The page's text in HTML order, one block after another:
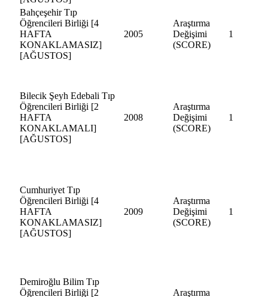
Bahçeşehir Tıp
Öğrencileri Birliği [4
HAFTA
KONAKLAMASIZ]
[AĞUSTOS]
2005
Araştırma
Değişimi
(SCORE)
1
Bilecik Şeyh Edebali Tıp
Öğrencileri Birliği [2
HAFTA
KONAKLAMALI]
[AĞUSTOS]
2008
Araştırma
Değişimi
(SCORE)
1
Cumhuriyet Tıp
Öğrencileri Birliği [4
HAFTA
KONAKLAMASIZ]
[AĞUSTOS]
2009
Araştırma
Değişimi
(SCORE)
1
Demiroğlu Bilim Tıp
Öğrencileri Birliği [2
Araştırma